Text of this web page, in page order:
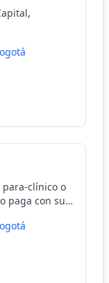
para-clínico o
paga con su